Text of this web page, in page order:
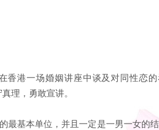
香港一场婚姻讲座中谈及对同性恋
理，勇敢宣讲。
最基本单位，并且一定是一男一女的